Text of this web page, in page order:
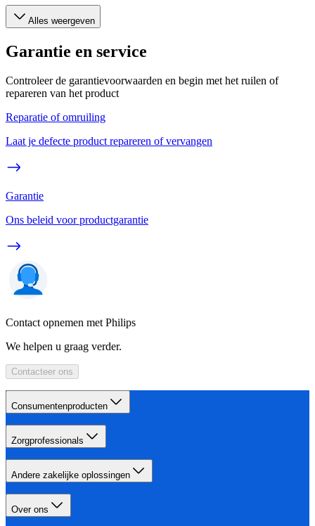
Alles weergeven
Garantie en service
Controleer de garantievoorwaarden en begin met het ruilen of
repareren van het product
Reparatie of omruiling
Laat je defecte product repareren of vervangen
Garantie
Ons beleid voor productgarantie
Contact opnemen met Philips
We helpen u graag verder.
Contacteer ons
Consumentenproducten
Zorgprofessionals
Andere zakelijke oplossingen
Over ons